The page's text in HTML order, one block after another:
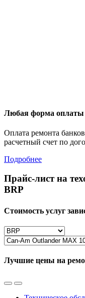
Любая форма оплаты
Оплата ремонта
расчетный счет по
Подробнее
Прайс-лист на
BRP
Стоимость услуг
Лучшие цены на